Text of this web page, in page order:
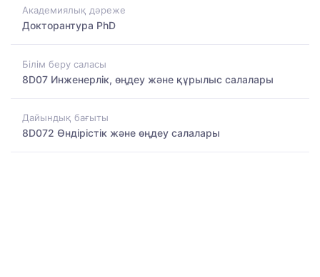
Академиялық дәреже
Докторантура PhD
Білім беру саласы
8D07 Инженерлік, өңдеу және құрылыс салалары
Дайындық бағыты
8D072 Өндірістік және өңдеу салалары